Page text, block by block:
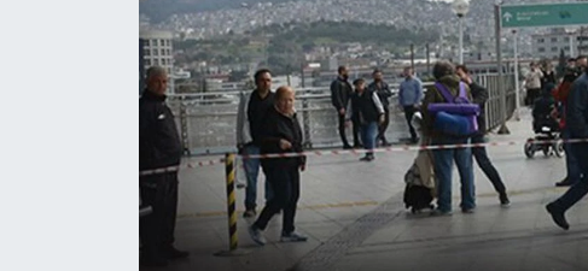
KÜLTÜR SANAT
MAGAZİN
POLİTİKA